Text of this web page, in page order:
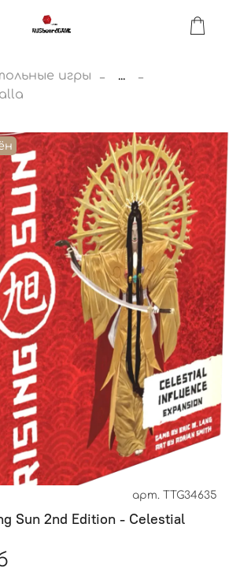
игры
...
арт. TTG34635
Sun 2nd Edition - Celestial